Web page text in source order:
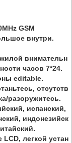
GSM
внутри.
внимательн
часов 7*24.
editable.
отсутств
разоружитесь.
испанский,
индонезийск
легкой устан